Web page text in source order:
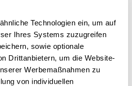
Technologien ein, um auf
Ihres Systems zuzugreifen
sowie optionale
Drittanbietern, um die Website-
Werbemaßnahmen zu
von individuellen
Kompetenzen verfügen. Die
sind zusammen